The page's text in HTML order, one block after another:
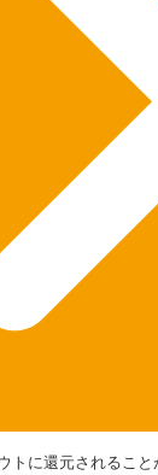
に還元されること